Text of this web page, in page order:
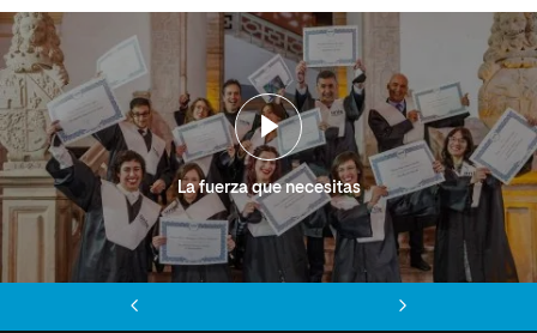
La fuerza que necesitas